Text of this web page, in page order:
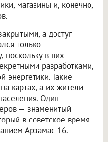
магазины и, конечно,
а доступ
только
поскольку в них
разработками,
энергетики. Такие
картах, а их жители
Один
— знаменитый
в советское время
Арзамас-16.